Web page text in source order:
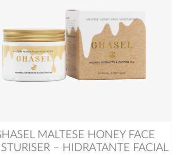
MALTESE HONEY FACE
– HIDRATANTE FACIAL